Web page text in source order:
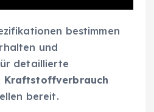
bestimmen
und
detaillierte
Kraftstoffverbrauch
bereit.